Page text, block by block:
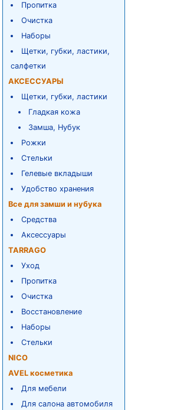
Пропитка
Очистка
Наборы
Щетки, губки, ластики,
салфетки
АКСЕССУАРЫ
Щетки, губки, ластики
Гладкая кожа
Замша, Нубук
Рожки
Стельки
Гелевые вкладыши
Удобство хранения
Все для замши и нубука
Средства
Аксессуары
TARRAGO
Уход
Пропитка
Очистка
Восстановление
Наборы
Стельки
NICO
AVEL косметика
Для мебели
Для салона автомобиля